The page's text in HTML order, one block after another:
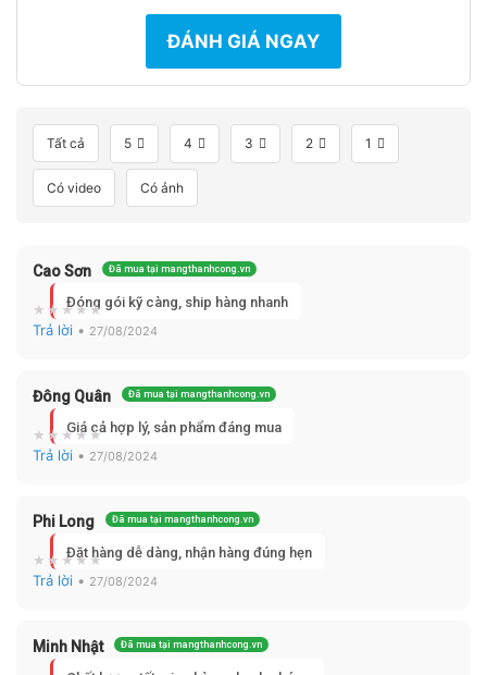
ĐÁNH GIÁ NGAY
Tất cả 5 4 3 2 1
Có video Có ảnh
Cao Sơn Đã mua tại mangthanhcong.vn
Đóng gói kỹ càng, ship hàng nhanh
Trả lời • 27/08/2024
Đông Quân Đã mua tại mangthanhcong.vn
Giá cả hợp lý, sản phẩm đáng mua
Trả lời • 27/08/2024
Phi Long Đã mua tại mangthanhcong.vn
Đặt hàng dễ dàng, nhận hàng đúng hẹn
Trả lời • 27/08/2024
Minh Nhật Đã mua tại mangthanhcong.vn